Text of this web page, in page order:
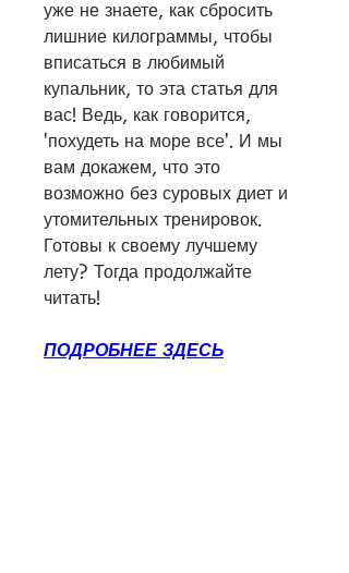
уже не знаете, как сбросить
лишние килограммы, чтобы
вписаться в любимый
купальник, то эта статья для
вас! Ведь, как говорится,
'похудеть на море все'. И мы
вам докажем, что это
возможно без суровых диет и
утомительных тренировок.
Готовы к своему лучшему
лету? Тогда продолжайте
читать!
ПОДРОБНЕЕ ЗДЕСЬ